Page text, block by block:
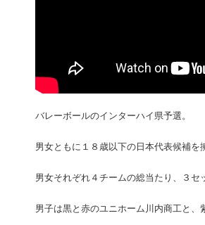
バレーボールのインターハイ県予選。
男女ともに１８歳以下の日本代表候補を
男女それぞれ４チームの総当たり、３セ
男子は黒と赤のユニホーム川内商工と、